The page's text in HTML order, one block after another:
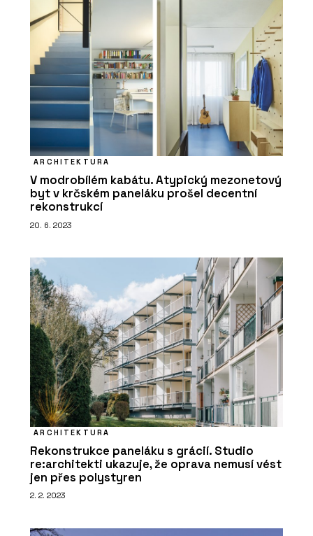
ARCHITEKTURA
V modrobílém kabátu. Atypický mezonetový
byt v krčském paneláku prošel decentní
rekonstrukcí
20. 6. 2023
ARCHITEKTURA
Rekonstrukce paneláku s grácií. Studio
re:architekti ukazuje, že oprava nemusí vést
jen přes polystyren
2. 2. 2023